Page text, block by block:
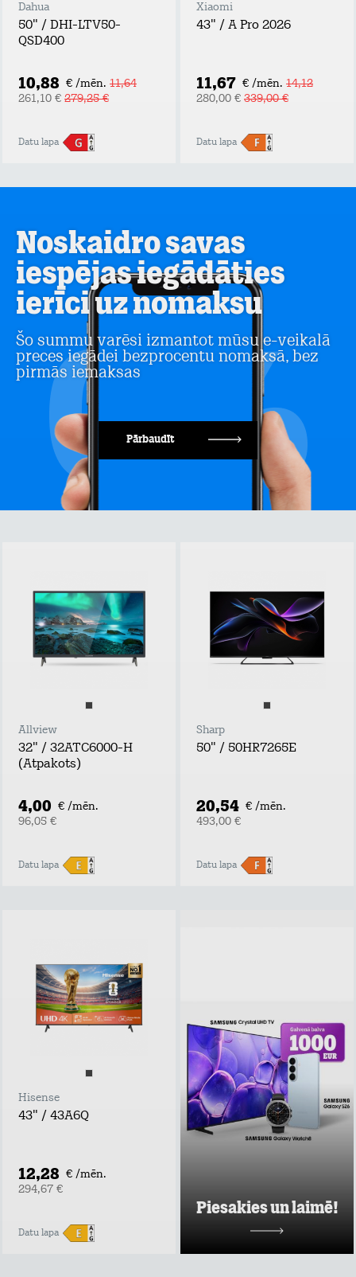
Dahua
50" / DHI-LTV50-
QSD400
10,88 € /mēn. 11,64
261,10 € 279,25 €
Datu lapa
Xiaomi
43" / A Pro 2026
11,67 € /mēn. 14,12
280,00 € 339,00 €
Datu lapa
Noskaidro savas
iespējas iegādāties
ierīci uz nomaksu
Šo summu varēsi izmantot mūsu e-veikalā
preces iegādei bezprocentu nomaksā, bez
pirmās iemaksas
Pārbaudīt
Allview
32" / 32ATC6000-H
(Atpakots)
4,00 € /mēn.
96,05 €
Datu lapa
Sharp
50" / 50HR7265E
20,54 € /mēn.
493,00 €
Datu lapa
Hisense
43" / 43A6Q
12,28 € /mēn.
294,67 €
Datu lapa
Piesakies un laimē!
plānu un mājas
interneta
piedāvājumus pie
Tele2 un piedalies
vērtīgu baltvu
izlozē!
Uzzināt vairāk